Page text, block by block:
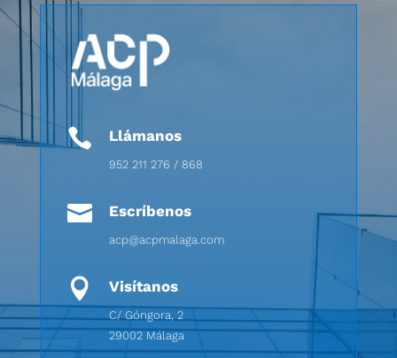
 Llámanos
952 211 276 / 868
 Escríbenos
acp@acpmalaga.com
 Visítanos
C/ Góngora, 2
29002 Málaga